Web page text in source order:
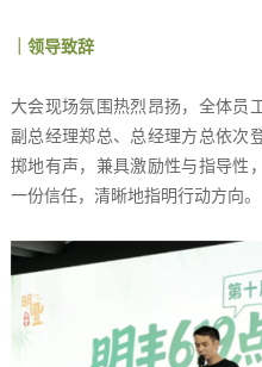
｜领导致辞
大会现场氛围热烈昂扬，全体员
副总经理郑总、总经理方总依次
掷地有声，兼具激励性与指导性
一份信任，清晰地指明行动方向。